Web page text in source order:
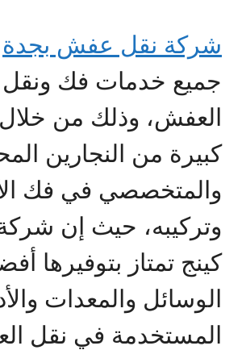
شركة نقل عفش بجدة
جميع خدمات فك ونقل
العفش، وذلك من
كبيرة من النجارين
والمتخصصي في فك
وتركيبه، حيث إن
كينج تمتاز بتوفيرها
الوسائل والمعدات
المستخدمة في نقل